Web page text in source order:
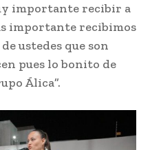
importante recibir a
importante recibimos
ustedes que son
pues lo bonito de
Álica”.